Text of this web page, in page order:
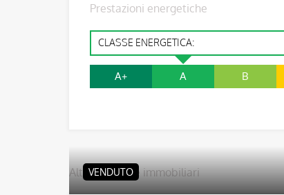
Prestazioni energetiche
CLASSE ENERGETICA:
A+ A B
Altre proposte immobiliari
VENDUTO